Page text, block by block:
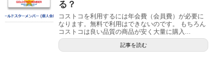
る？
コストコを利用するには年会費（会員費）が必要に
なります。無料で利用はできないのです。 もちろん
コストコは良い品質の商品が安く大量に購入...
記事を読む